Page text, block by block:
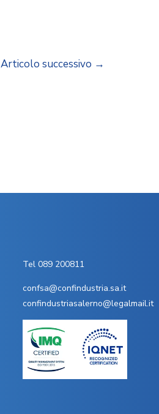
Articolo successivo →
Tel 089 200811
confsa@confindustria.sa.it
confindustriasalerno@legalmail.it